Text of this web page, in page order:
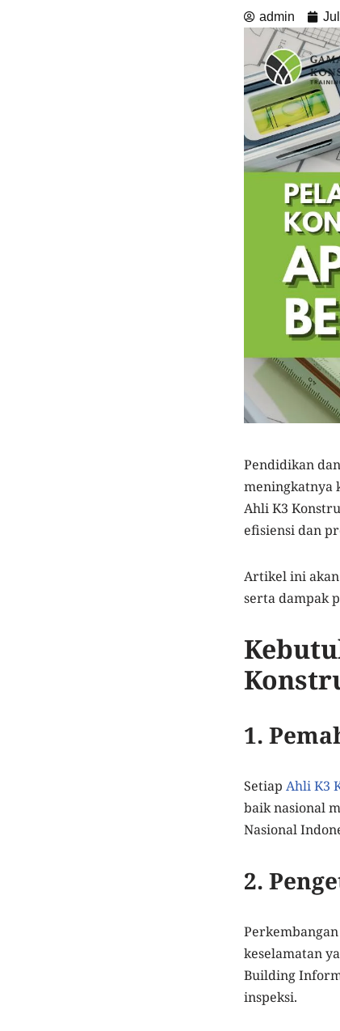
admin
Pendidikan
meningkatnya
Ahli K3
efisiensi dan
Artikel ini
serta dampak
1.
SetiapAhli K3
baik nasional
Nasional
2.
keselamatan
Building
inspeksi.